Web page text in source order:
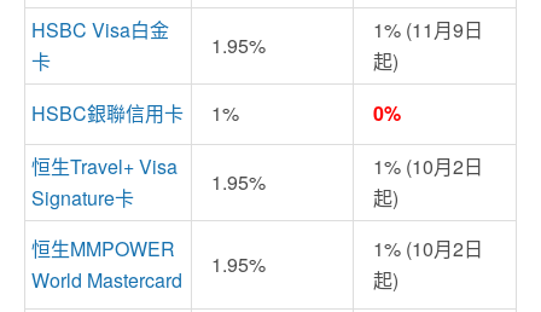
HSBC Visa白金
卡
1.95%
1% (11月9日
起)
HSBC銀聯信用卡
1%
0%
恒生Travel+ Visa
Signature卡
1.95%
1% (10月2日
起)
恒生MMPOWER
World Mastercard
1.95%
1% (10月2日
起)